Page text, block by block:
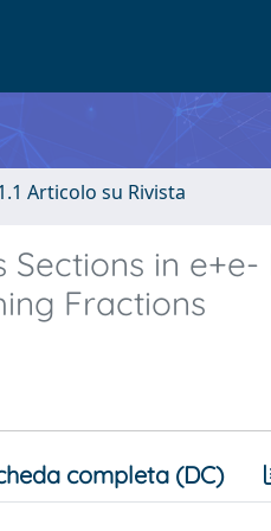
Articolo su Rivista
in
Fractions
completa (DC)